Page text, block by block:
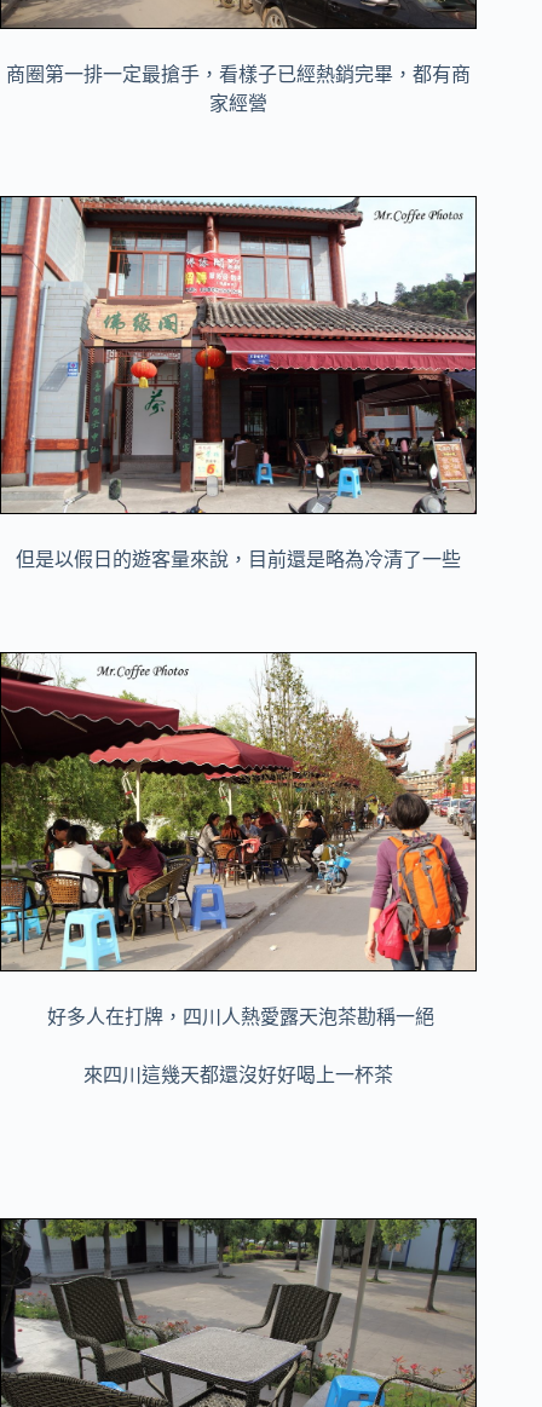
商圈第一排一定最搶手，看樣子已經熱銷完畢，都有商
家經營
但是以假日的遊客量來說，目前還是略為冷清了一些
好多人在打牌，四川人熱愛露天泡茶勘稱一絕
來四川這幾天都還沒好好喝上一杯茶